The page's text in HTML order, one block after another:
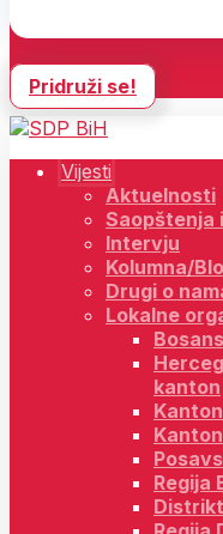
Pridruži se!
Vijesti
Aktuelnosti
Saopštenja
Intervju
Kolumna/
Drugi o
Lokalne
kanton
Regija